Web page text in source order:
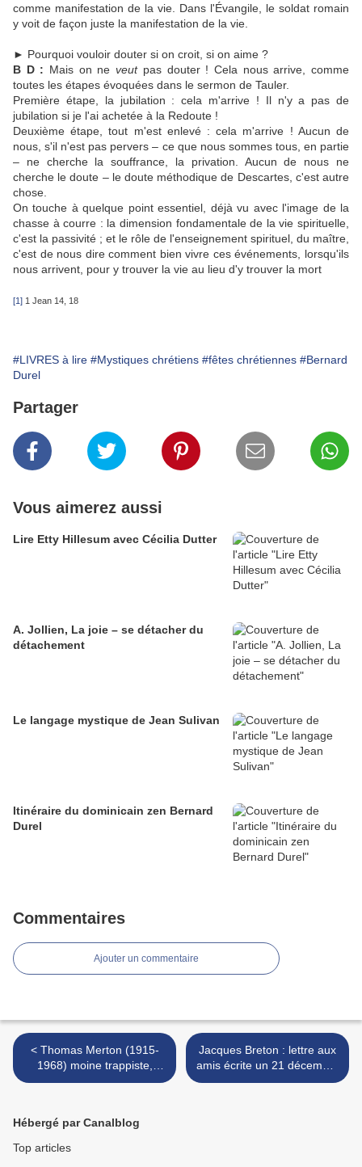
comme manifestation de la vie. Dans l'Évangile, le soldat romain
y voit de façon juste la manifestation de la vie.
► Pourquoi vouloir douter si on croit, si on aime ?
B D : Mais on neveutpas douter ! Cela nous arrive, comme
toutes les étapes évoquées dans le sermon de Tauler.
Première étape, la jubilation : cela m'arrive ! Il n'y a pas de
jubilation si je l'ai achetée à la Redoute !
Deuxième étape, tout m'est enlevé : cela m'arrive ! Aucun de
nous, s'il n'est pas pervers – ce que nous sommes tous, en partie
– ne cherche la souffrance, la privation. Aucun de nous ne
cherche le doute – le doute méthodique de Descartes, c'est autre
chose.
On touche à quelque point essentiel, déjà vu avec l'image de la
chasse à courre : la dimension fondamentale de la vie spirituelle,
c'est la passivité ; et le rôle de l'enseignement spirituel, du maître,
c'est de nous dire comment bien vivre ces événements, lorsqu'ils
nous arrivent, pour y trouver la vie au lieu d'y trouver la mort
[1] 1 Jean 14, 18
#LIVRES à lire #Mystiques chrétiens #fêtes chrétiennes #Bernard
Durel
Partager
Vous aimerez aussi
Lire Etty Hillesum avec Cécilia Dutter
A. Jollien, La joie – se détacher du
détachement
Le langage mystique de Jean Sulivan
Itinéraire du dominicain zen Bernard
Durel
Commentaires
Ajouter un commentaire
< Thomas Merton (1915-
1968) moine trappiste,
auteur à succès et ermite,
Jacques Breton : lettre aux
amis écrite un 21 décembre
souhaitant que "chacun
Hébergé par Canalblog
Top articles